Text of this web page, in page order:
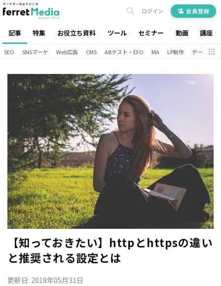
記事 特集 お役立ち資料 ツール セミナー 動画 講座
ログイン 会員登録
SEO SNSマーケ Web広告 CMS ABテスト・EFO MA LP制作 データ分析
【知っておきたい】httpとhttpsの違い
と推奨される設定とは
更新日: 2018年05月31日